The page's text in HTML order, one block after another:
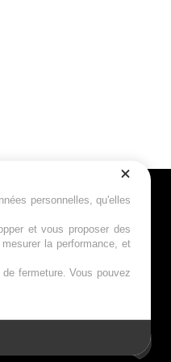
personnelles, qu'elles
et vous proposer des
la performance, et
fermeture. Vous pouvez